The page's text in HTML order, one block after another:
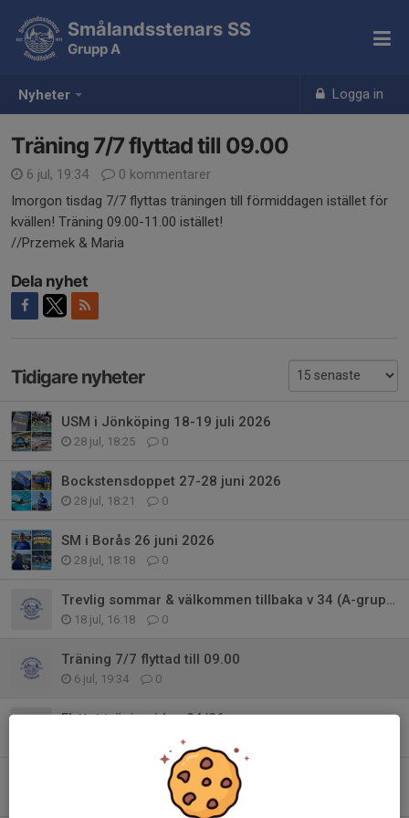
Nyheter Logga in
Smålandsstenars SS
Grupp A
Träning 7/7 flyttad till 09.00
6 jul, 19:34
0 kommentarer
Imorgon tisdag 7/7 flyttas träningen till förmiddagen istället för
kvällen! Träning 09.00-11.00 istället!
//Przemek & Maria
Dela nyhet
Tidigare nyheter
USM i Jönköping 18-19 juli 2026
28 jul, 18:25 0
Bockstensdoppet 27-28 juni 2026
28 jul, 18:21 0
SM i Borås 26 juni 2026
28 jul, 18:18 0
Trevlig sommar & välkommen tillbaka v 34 (A-gruppen)
18 jul, 16:18 0
Träning 7/7 flyttad till 09.00
6 jul, 19:34 0
Flyttat träning idag 24/06
Inställd träning torsdag 11/6
0